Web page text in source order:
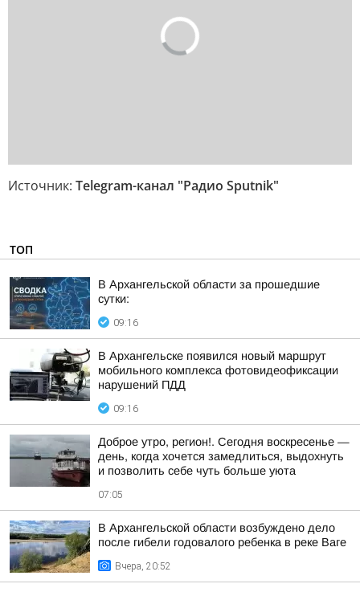
Источник: Telegram-канал "Радио Sputnik"
ТОП
В Архангельской области за прошедшие
сутки:
09:16
В Архангельске появился новый маршрут
мобильного комплекса фотовидеофиксации
нарушений ПДД
09:16
Доброе утро, регион!. Сегодня воскресенье —
день, когда хочется замедлиться, выдохнуть
и позволить себе чуть больше уюта
07:05
В Архангельской области возбуждено дело
после гибели годовалого ребенка в реке Ваге
Вчера, 20:52